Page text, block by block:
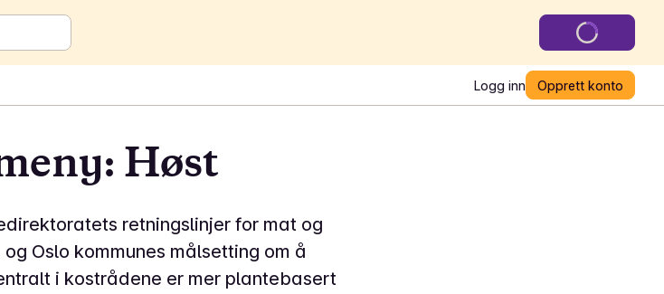
Logg inn Opprett konto
Høst
retningslinjer for mat og
Oslo kommunes målsetting om å
i kostrådene er mer plantebasert